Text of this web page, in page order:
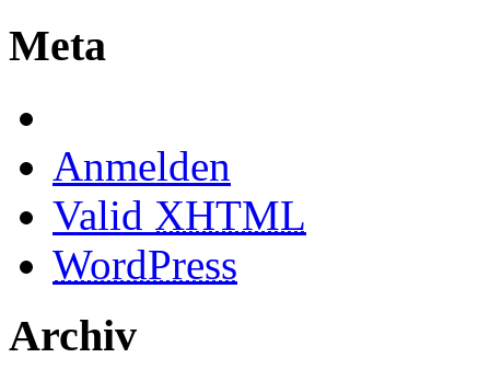
Meta
Anmelden
Valid XHTML
WordPress
Archiv